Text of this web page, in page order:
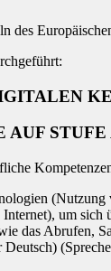
STUFE
um
das Abrufen,